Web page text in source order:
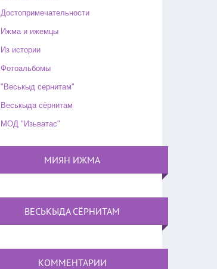
Достопримечательности
Ижма и ижемцы
Из истории
Фотоальбомы
"Веськыд сернитам"
Веськыда сёрнитам
МОД "Изьватас"
МИЯН ИЖМА
ВЕСЬКЫДА СЁРНИТАМ
КОММЕНТАРИИ